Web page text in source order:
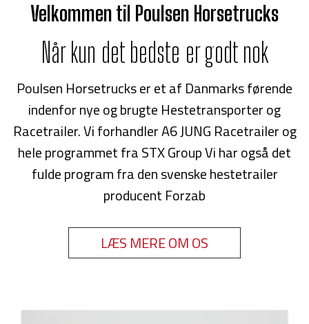
Velkommen til Poulsen Horsetrucks
Når kun det bedste er godt nok
Poulsen Horsetrucks er et af Danmarks førende
indenfor nye og brugte Hestetransporter og
Racetrailer. Vi forhandler A6 JUNG Racetrailer og
hele programmet fra STX Group Vi har også det
fulde program fra den svenske hestetrailer
producent Forzab
LÆS MERE OM OS